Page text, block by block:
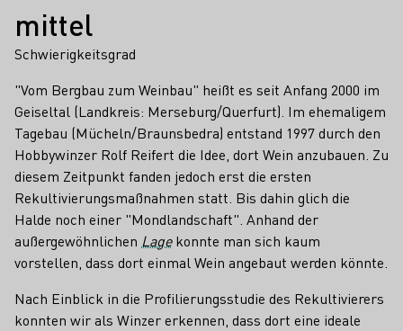
mittel
Schwierigkeitsgrad
"Vom Bergbau zum Weinbau" heißt es seit Anfang 2000 im
Geiseltal (Landkreis: Merseburg/Querfurt). Im ehemaligem
Tagebau (Mücheln/Braunsbedra) entstand 1997 durch den
Hobbywinzer Rolf Reifert die Idee, dort Wein anzubauen. Zu
diesem Zeitpunkt fanden jedoch erst die ersten
Rekultivierungsmaßnahmen statt. Bis dahin glich die
Halde noch einer "Mondlandschaft". Anhand der
außergewöhnlichen Lagekonnte man sich kaum
vorstellen, dass dort einmal Wein angebaut werden könnte.
Nach Einblick in die Profilierungsstudie des Rekultivierers
konnten wir als Winzer erkennen, dass dort eine ideale